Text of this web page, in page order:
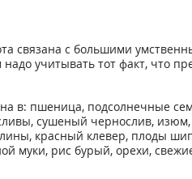
связана с большими
учитывать тот факт, что
в: пшеница, подсолнечные
сушеный чернослив,
красный клевер, плоды
муки, рис бурый, орехи,